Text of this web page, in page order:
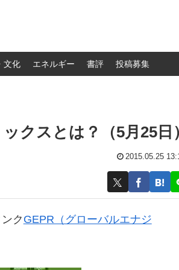
文化 エネルギー 書評 投稿募集
クスとは？（5月25日
2015.05.25
ク GEPR（グローバルエナジ